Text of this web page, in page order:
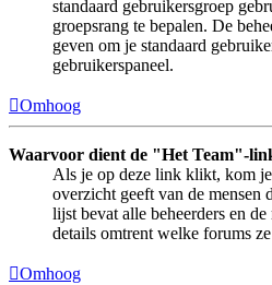
standaard gebruikersgroep
groepsrang te bepalen. De
geven om je standaard
gebruikerspaneel.
Omhoog
Waarvoor dient de "Het Team"-
Als je op deze link klikt, kom
overzicht geeft van de mensen
lijst bevat alle beheerders en
details omtrent welke forums
Omhoog